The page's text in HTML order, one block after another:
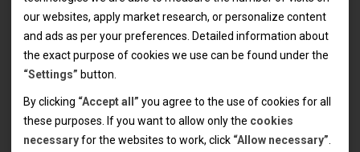
Mobilní dům Lux
Mobilný dom Domus
Mobilný dom Classic
Karavan Superior
Chatka/Chatka Cool
Karavan/Karavan Cool
Zariadený stan
our websites, apply market research, or personalize content
and ads as per your preferences. Detailed information about
the exact purpose of cookies we use can be found under the
“Settings” button.
By clicking “Accept all” you agree to the use of cookies for all
these purposes. If you want to allow only the cookies
necessaryfor the websites to work, click “Allow necessary”
allowing basic functionalities like navigation and access to the
secured sections of the websites. The websites cannot work
properly without these cookies.
Analytical cookies
Thanks to the analytical cookies we are able to measure visits
of the websites, sources of visits, ads performance and their
Personal cookies